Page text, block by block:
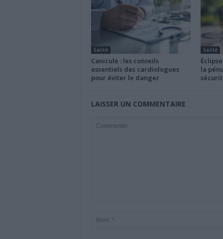
Santé
Canicule : les conseils
essentiels des cardiologues
pour éviter le danger
Santé
la
LAISSER UN COMMENTAIRE